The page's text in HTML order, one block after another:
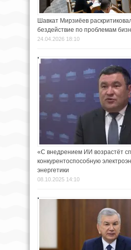
Шавкат Мирзиёев
бездействие по проблемам
24.04.2026 18:10
«С внедрением ИИ возрастёт
конкурентоспособную
энергетики
08.10.2025 14:10